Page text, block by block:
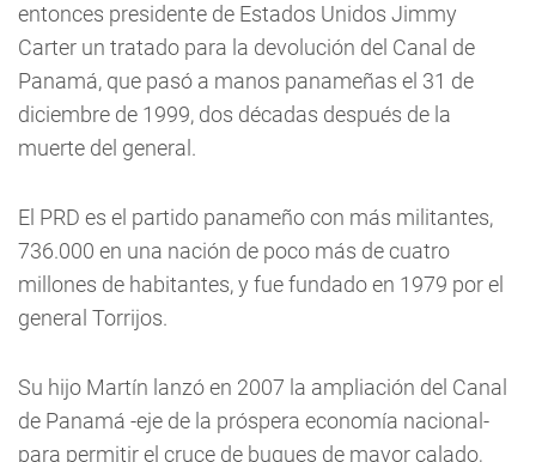
entonces presidente de Estados Unidos Jimmy
Carter un tratado para la devolución del Canal de
Panamá, que pasó a manos panameñas el 31 de
diciembre de 1999, dos décadas después de la
muerte del general.
El PRD es el partido panameño con más militantes,
736.000 en una nación de poco más de cuatro
millones de habitantes, y fue fundado en 1979 por el
general Torrijos.
Su hijo Martín lanzó en 2007 la ampliación del Canal
de Panamá -eje de la próspera economía nacional-
para permitir el cruce de buques de mayor calado,